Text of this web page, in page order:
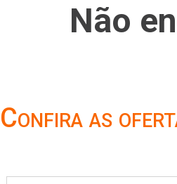
Não
Confira as